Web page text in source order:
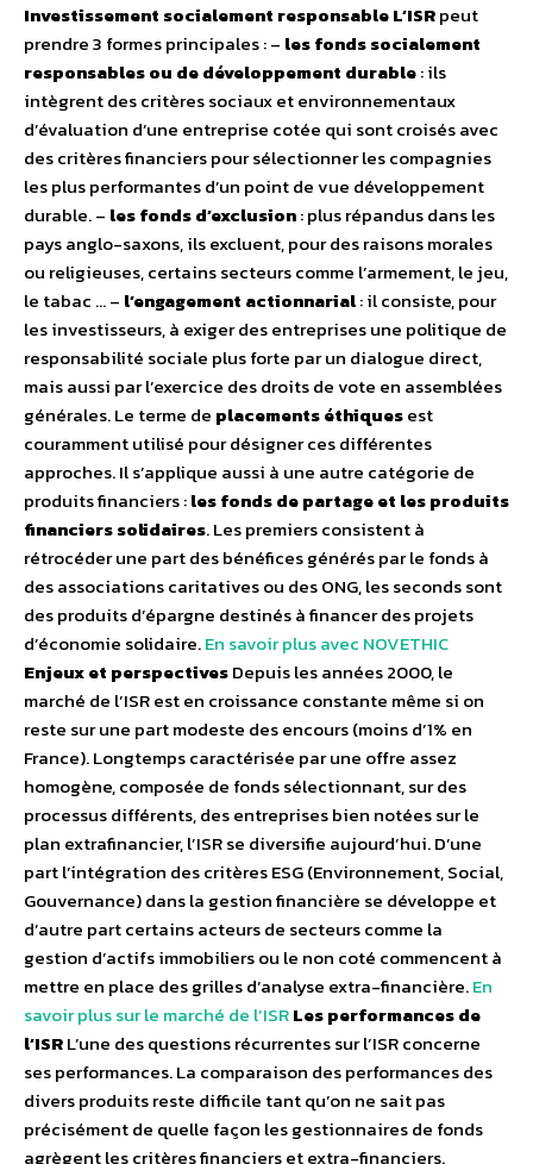
Investissement socialement responsableL’ISRpeut
prendre 3 formes principales : – les fonds socialement
responsables ou de développement durable: ils
intègrent des critères sociaux et environnementaux
d’évaluation d’une entreprise cotée qui sont croisés avec
des critères financiers pour sélectionner les compagnies
les plus performantes d’un point de vue développement
durable. – les fonds d’exclusion: plus répandus dans les
pays anglo-saxons, ils excluent, pour des raisons morales
ou religieuses, certains secteurs comme l’armement, le jeu,
le tabac … – l’engagement actionnarial: il consiste, pour
les investisseurs, à exiger des entreprises une politique de
responsabilité sociale plus forte par un dialogue direct,
mais aussi par l’exercice des droits de vote en assemblées
générales. Le terme de placements éthiquesest
couramment utilisé pour désigner ces différentes
approches. Il s’applique aussi à une autre catégorie de
produits financiers :les fonds de partage et les produits
financiers solidaires. Les premiers consistent à
rétrocéder une part des bénéfices générés par le fonds à
des associations caritatives ou des ONG, les seconds sont
des produits d’épargne destinés à financer des projets
d’économie solidaire.En savoir plus avec NOVETHIC
Enjeux et perspectivesDepuis les années 2000, le
marché de l’ISR est en croissance constante même si on
reste sur une part modeste des encours (moins d’1% en
France). Longtemps caractérisée par une offre assez
homogène, composée de fonds sélectionnant, sur des
processus différents, des entreprises bien notées sur le
plan extrafinancier, l’ISR se diversifie aujourd’hui. D’une
part l’intégration des critères ESG (Environnement, Social,
Gouvernance) dans la gestion financière se développe et
d’autre part certains acteurs de secteurs comme la
gestion d’actifs immobiliers ou le non coté commencent à
mettre en place des grilles d’analyse extra-financière.En
savoir plus sur le marché de l’ISRLes performances de
l’ISRL’une des questions récurrentes sur l’ISR concerne
ses performances. La comparaison des performances des
divers produits reste difficile tant qu’on ne sait pas
précisément de quelle façon les gestionnaires de fonds
agrègent les critères financiers et extra-financiers.